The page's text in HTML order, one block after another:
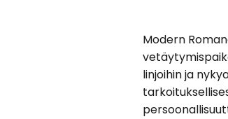
Modern
linjoihin ja